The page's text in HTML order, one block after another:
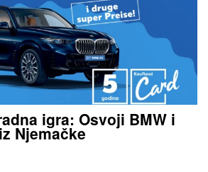
igra: Osvoji BMW i
Njemačke